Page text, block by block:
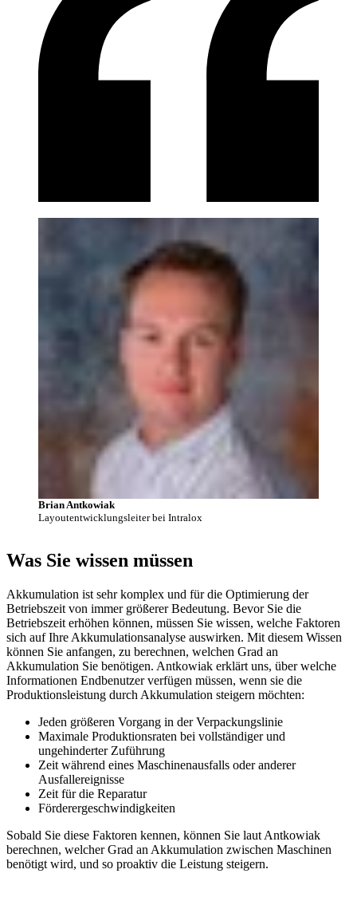
Brian Antkowiak
Layoutentwicklungsleiter bei Intralox
Was Sie wissen müssen
Akkumulation ist sehr komplex und für die Optimierung der
Betriebszeit von immer größerer Bedeutung. Bevor Sie die
Betriebszeit erhöhen können, müssen Sie wissen, welche Faktoren
sich auf Ihre Akkumulationsanalyse auswirken. Mit diesem Wissen
können Sie anfangen, zu berechnen, welchen Grad an
Akkumulation Sie benötigen. Antkowiak erklärt uns, über welche
Informationen Endbenutzer verfügen müssen, wenn sie die
Produktionsleistung durch Akkumulation steigern möchten:
Jeden größeren Vorgang in der Verpackungslinie
Maximale Produktionsraten bei vollständiger und
ungehinderter Zuführung
Zeit während eines Maschinenausfalls oder anderer
Ausfallereignisse
Zeit für die Reparatur
Förderergeschwindigkeiten
Sobald Sie diese Faktoren kennen, können Sie laut Antkowiak
berechnen, welcher Grad an Akkumulation zwischen Maschinen
benötigt wird, und so proaktiv die Leistung steigern.